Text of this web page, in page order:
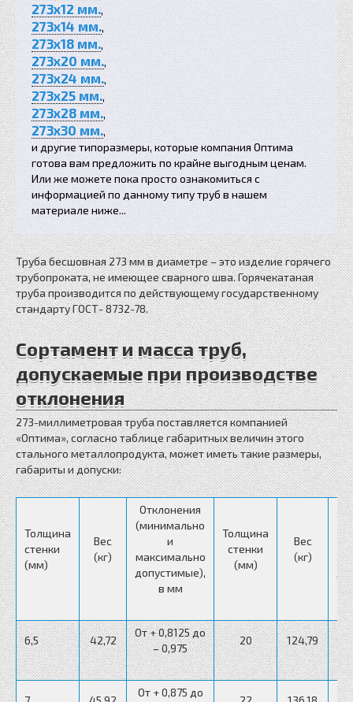
273x12 мм.,
273x14 мм.,
273x18 мм.,
273x20 мм.,
273x24 мм.,
273x25 мм.,
273x28 мм.,
273x30 мм.,
и другие типоразмеры, которые компания Оптима
готова вам предложить по крайне выгодным ценам.
Или же можете пока просто ознакомиться с
информацией по данному типу труб в нашем
материале ниже...
Труба бесшовная 273 мм в диаметре – это изделие горячего
трубопроката, не имеющее сварного шва. Горячекатаная
труба производится по действующему государственному
стандарту ГОСТ- 8732-78.
Сортамент и масса труб,
допускаемые при производстве
отклонения
273-миллиметровая труба поставляется компанией
«Оптима», согласно таблице габаритных величин этого
стального металлопродукта, может иметь такие размеры,
габариты и допуски:
Толщина
стенки
(мм)
Вес
(кг)
Отклонения
(минимально
и
максимально
допустимые),
в мм
Толщина
стенки
(мм)
Вес
(кг)
6,5 42,72
От + 0,8125 до
– 0,975
20 124,79
От + 0,875 до